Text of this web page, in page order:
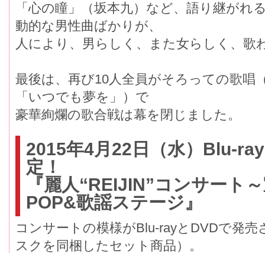
「心の瞳」（坂本九）など、語り継がれ
動的な男性曲ばかりが、
人により、男らしく、また女らしく、歌
最後は、再び10人全員がそろっての歌唱
「いつでも夢を」）で
豪華絢爛の歌合戦は幕を閉じました。
2015年4月22日（水）Blu-
定！
『麗人“REIJIN”コンサート
POP&歌謡ステージ』
コンサートの模様がBlu-rayとDVDで発
スクを同梱したセット商品）。